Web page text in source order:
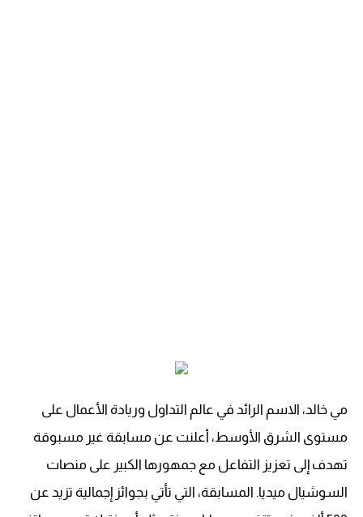
مي خالد، الاسم الرائد في عالم التداول وريادة الأعمال على
مستوى الشرق الأوسط، أعلنت عن مسابقة غير مسبوقة
تهدف إلى تعزيز التفاعل مع جمهورها الكبير على منصات
السوشيال ميديا. المسابقة، التي تأتي بجوائز إجمالية تزيد عن